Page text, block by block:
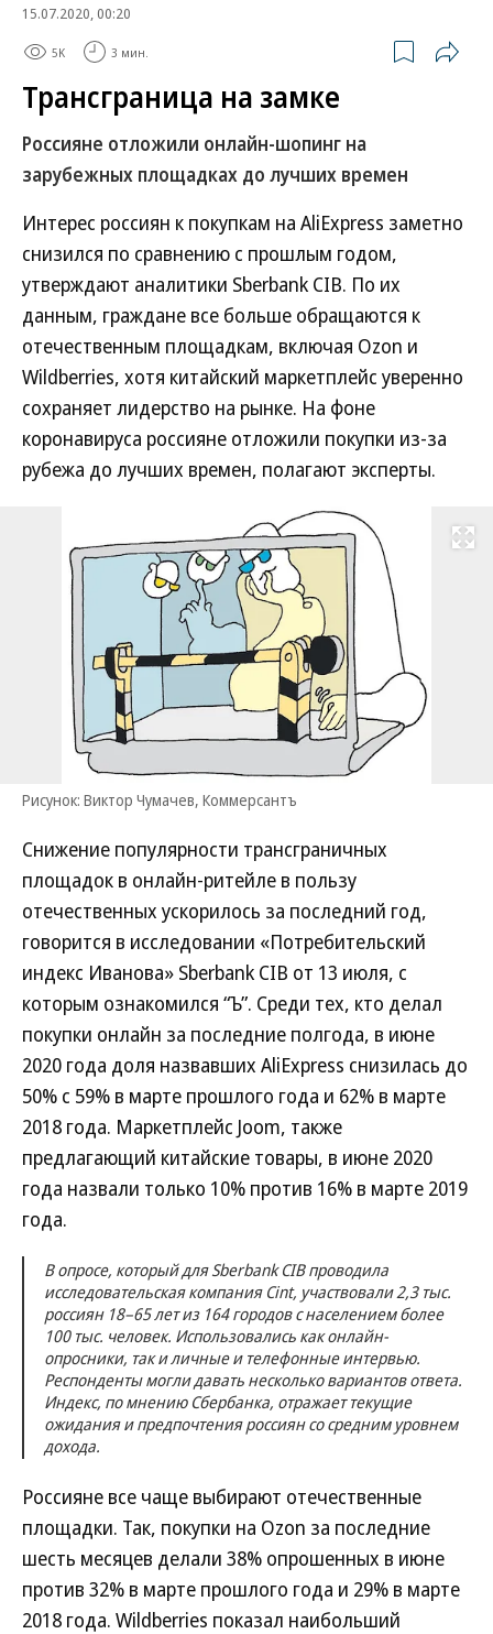
15.07.2020, 00:20
5K 3 мин.
Трансграница на замке
Россияне отложили онлайн-шопинг на
зарубежных площадках до лучших времен
Интерес россиян к покупкам на AliExpress заметно
снизился по сравнению с прошлым годом,
утверждают аналитики Sberbank CIB. По их
данным, граждане все больше обращаются к
отечественным площадкам, включая Ozon и
Wildberries, хотя китайский маркетплейс уверенно
сохраняет лидерство на рынке. На фоне
коронавируса россияне отложили покупки из-за
рубежа до лучших времен, полагают эксперты.
Развернуть
Рисунок: Виктор Чумачев, Коммерсантъ
Снижение популярности трансграничных
площадок в онлайн-ритейле в пользу
отечественных ускорилось за последний год,
говорится в исследовании «Потребительский
индекс Иванова» Sberbank CIB от 13 июля, с
которым ознакомился “Ъ”. Среди тех, кто делал
покупки онлайн за последние полгода, в июне
2020 года доля назвавших AliExpress снизилась до
50% с 59% в марте прошлого года и 62% в марте
2018 года. Маркетплейс Joom, также
предлагающий китайские товары, в июне 2020
года назвали только 10% против 16% в марте 2019
года.
В опросе, который для Sberbank CIB проводила
исследовательская компания Cint, участвовали 2,3 тыс.
россиян 18–65 лет из 164 городов с населением более
100 тыс. человек. Использовались как онлайн-
опросники, так и личные и телефонные интервью.
Респонденты могли давать несколько вариантов ответа.
Индекс, по мнению Сбербанка, отражает текущие
ожидания и предпочтения россиян со средним уровнем
дохода.
Россияне все чаще выбирают отечественные
площадки. Так, покупки на Ozon за последние
шесть месяцев делали 38% опрошенных в июне
против 32% в марте прошлого года и 29% в марте
2018 года. Wildberries показал наибольший